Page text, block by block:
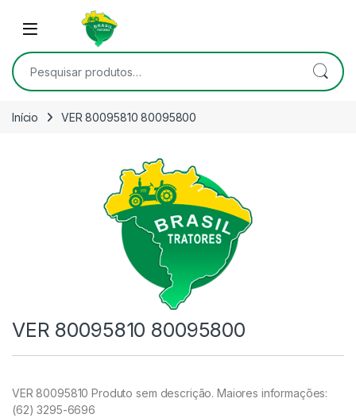
Skip to navigation
Open
Pesquisar por:
Início VER 80095810 80095800
VER 80095810 80095800
VER 80095810 Produto sem descrição. Maiores informações:
(62) 3295-6696